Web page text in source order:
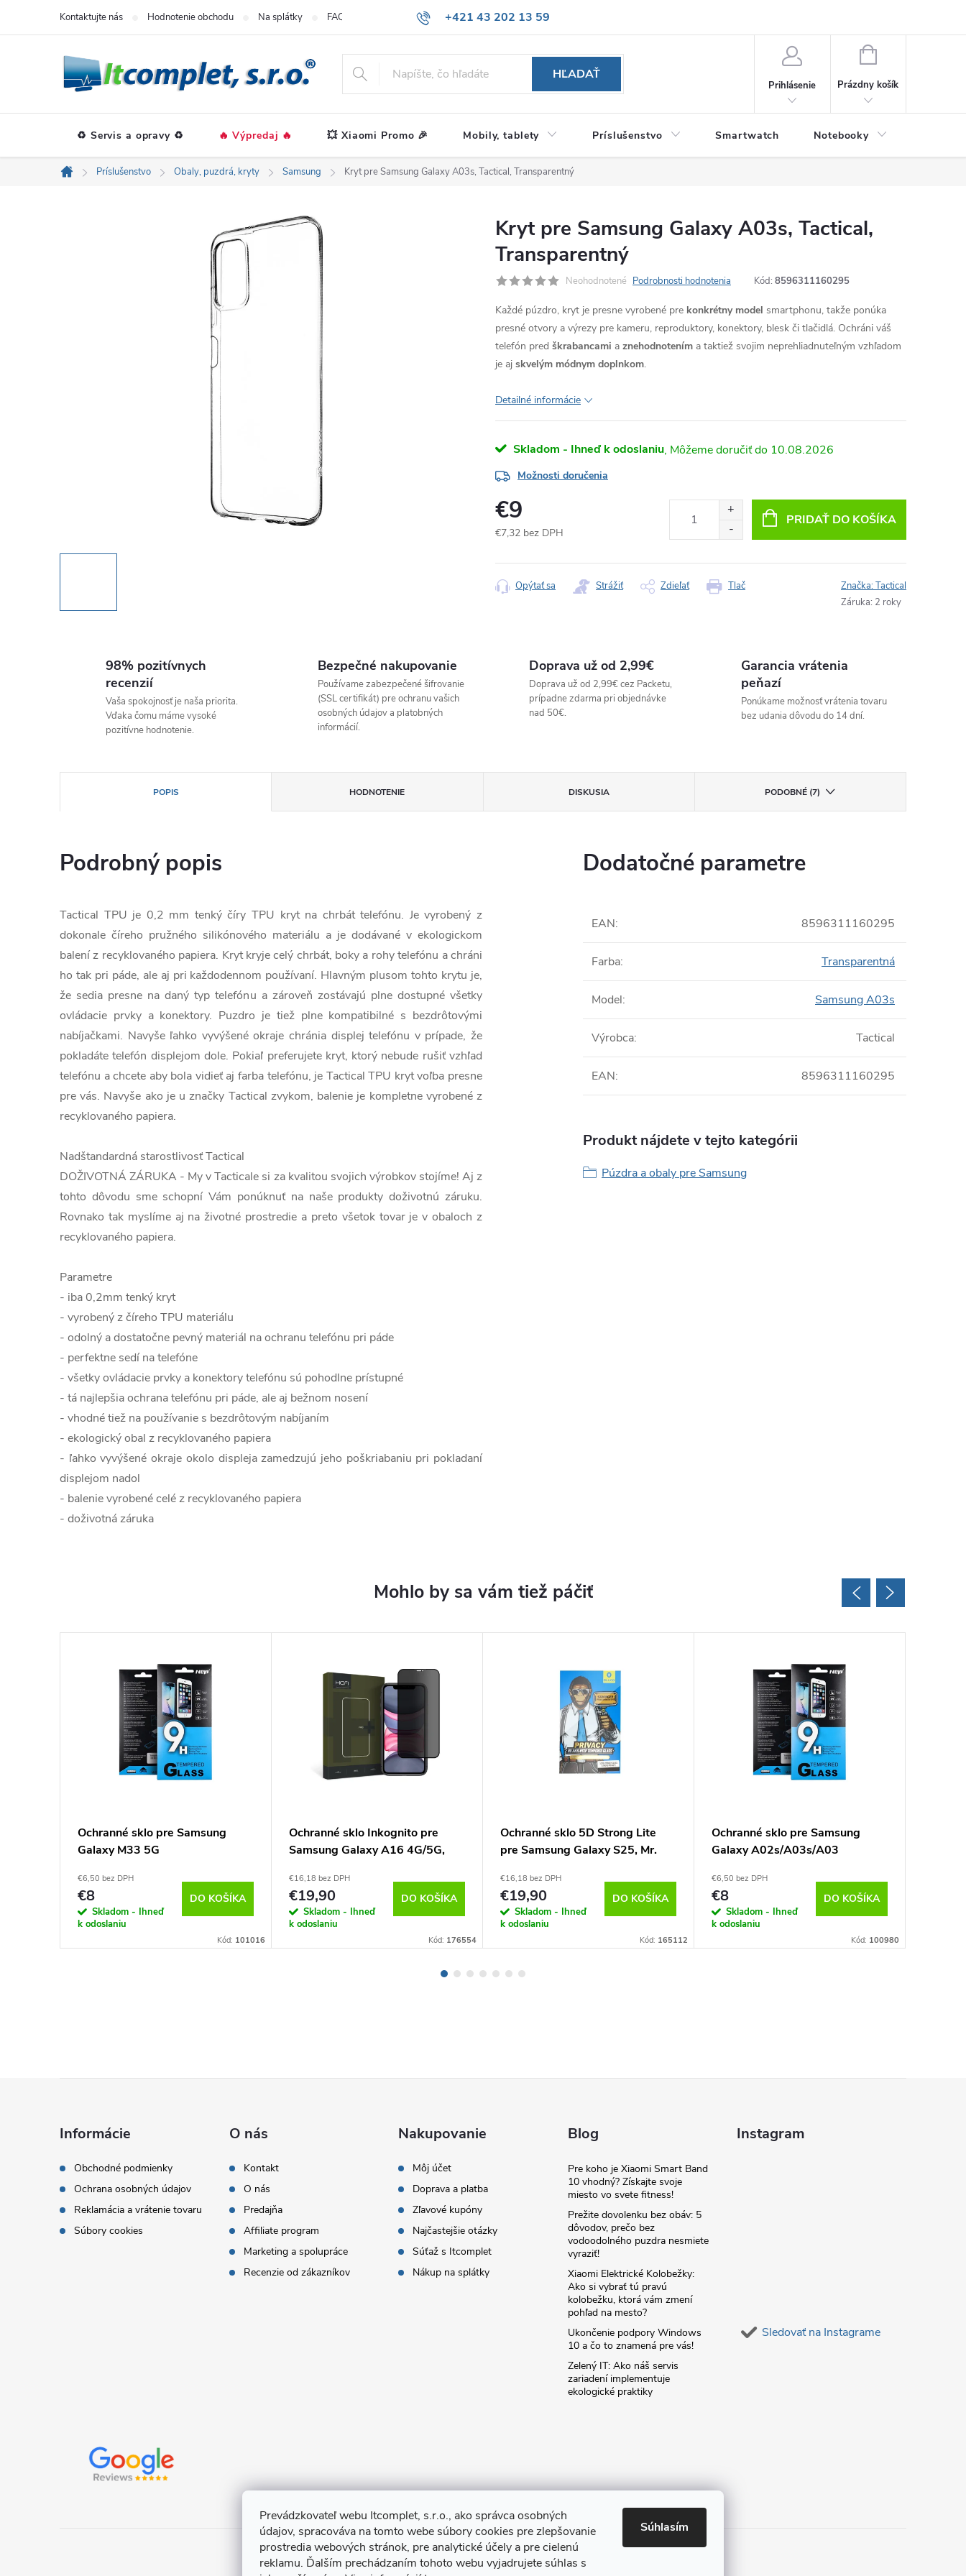
Prevádzkovateľ webu Itcomplet, s.r.o., ako správca osobných
údajov, spracováva na tomto webe súbory cookies pre zlepšovanie
prostredia webových stránok, pre analytické účely a pre cielenú
reklamu. Ďalším prechádzaním tohoto webu vyjadrujete súhlas s
Súhlasím
+421 43 202 13 59
Kontaktujte nás Hodnotenie obchodu Na splátky FAQ
HĽADAŤ
Prihlásenie
NÁKUPNÝ
Prázdny košík
♻️ Servis a opravy ♻️ 🔥 Výpredaj 🔥 💥 Xiaomi Promo 🎉 Mobily, tablety Príslušenstvo Smartwatch Notebooky
Domov
Príslušenstvo Obaly, puzdrá, kryty Samsung Kryt pre Samsung Galaxy A03s, Tactical, Transparentný
Kryt pre Samsung Galaxy A03s, Tactical,
Transparentný
Neohodnotené Podrobnosti hodnotenia Kód: 8596311160295
Každé púzdro, kryt je presne vyrobené pre konkrétny model smartphonu, takže ponúka
presné otvory a výrezy pre kameru, reproduktory, konektory, blesk či tlačidlá. Ochráni váš
telefón pred škrabancami a znehodnotením a taktiež svojim neprehliadnuteľným vzhľadom
je aj skvelým módnym doplnkom.
Detailné informácie
Skladom - Ihneď k odoslaniu 10.08.2026
Možnosti doručenia
€9
€7,32 bez DPH
cena:
PRIDAŤ DO KOŠÍKA
Tlač
Opýtať sa Strážiť Zdieľať Značka:Tactical
Záruka: 2 roky
98% pozitívnych
recenzií
Vaša spokojnosť je naša priorita.
Vďaka čomu máme vysoké
pozitívne hodnotenie.
Bezpečné nakupovanie
Používame zabezpečené šifrovanie
(SSL certifikát) pre ochranu vašich
osobných údajov a platobných
informácií.
Doprava už od 2,99€
Doprava už od 2,99€ cez Packetu,
prípadne zdarma pri objednávke
nad 50€.
Garancia vrátenia
peňazí
Ponúkame možnosť vrátenia tovaru
bez udania dôvodu do 14 dní.
POPIS HODNOTENIE DISKUSIA PODOBNÉ (7)
Podrobný popis
Tactical TPU je 0,2 mm tenký číry TPU kryt na chrbát telefónu. Je vyrobený z
dokonale číreho pružného silikónového materiálu a je dodávané v ekologickom
balení z recyklovaného papiera. Kryt kryje celý chrbát, boky a rohy telefónu a chráni
ho tak pri páde, ale aj pri každodennom používaní. Hlavným plusom tohto krytu je,
že sedia presne na daný typ telefónu a zároveň zostávajú plne dostupné všetky
ovládacie prvky a konektory. Puzdro je tiež plne kompatibilné s bezdrôtovými
nabíjačkami. Navyše ľahko vyvýšené okraje chránia displej telefónu v prípade, že
pokladáte telefón displejom dole. Pokiaľ preferujete kryt, ktorý nebude rušiť vzhľad
telefónu a chcete aby bola vidieť aj farba telefónu, je Tactical TPU kryt voľba presne
pre vás. Navyše ako je u značky Tactical zvykom, balenie je kompletne vyrobené z
recyklovaného papiera.
Nadštandardná starostlivosť Tactical
DOŽIVOTNÁ ZÁRUKA - My v Tacticale si za kvalitou svojich výrobkov stojíme! Aj z
tohto dôvodu sme schopní Vám ponúknuť na naše produkty doživotnú záruku.
Rovnako tak myslíme aj na životné prostredie a preto všetok tovar je v obaloch z
recyklovaného papiera.
Parametre
- iba 0,2mm tenký kryt
- vyrobený z číreho TPU materiálu
- odolný a dostatočne pevný materiál na ochranu telefónu pri páde
- perfektne sedí na telefóne
- všetky ovládacie prvky a konektory telefónu sú pohodlne prístupné
- tá najlepšia ochrana telefónu pri páde, ale aj bežnom nosení
- vhodné tiež na používanie s bezdrôtovým nabíjaním
- ekologický obal z recyklovaného papiera
- ľahko vyvýšené okraje okolo displeja zamedzujú jeho poškriabaniu pri pokladaní
displejom nadol
- balenie vyrobené celé z recyklovaného papiera
- doživotná záruka
Dodatočné parametre
EAN: 8596311160295
Farba: Transparentná
Model: Samsung A03s
Výrobca: Tactical
EAN: 8596311160295
Produkt nájdete v tejto kategórii
Púzdra a obaly pre Samsung
Ochranné sklo pre Samsung
Galaxy M33 5G
€6,50 bez DPH
€8
Skladom - Ihneď
k odoslaniu
DO KOŠÍKA
Kód: 101016
Ochranné sklo Inkognito pre
Samsung Galaxy A16 4G/5G,
€16,18 bez DPH
€19,90
Skladom - Ihneď
k odoslaniu
DO KOŠÍKA
Kód: 176554
Ochranné sklo 5D Strong Lite
pre Samsung Galaxy S25, Mr.
€16,18 bez DPH
€19,90
Skladom - Ihneď
k odoslaniu
DO KOŠÍKA
Kód: 165112
Ochranné sklo pre Samsung
Galaxy A02s/A03s/A03
€6,50 bez DPH
€8
Skladom - Ihneď
k odoslaniu
DO KOŠÍKA
Kód: 100980
Informácie
Obchodné podmienky
Ochrana osobných údajov
Reklamácia a vrátenie tovaru
Súbory cookies
O nás
Kontakt
O nás
Predajňa
Affiliate program
Marketing a spolupráce
Recenzie od zákazníkov
Nakupovanie
Môj účet
Doprava a platba
Zľavové kupóny
Najčastejšie otázky
Súťaž s Itcomplet
Nákup na splátky
Blog
Pre koho je Xiaomi Smart Band
10 vhodný? Získajte svoje
miesto vo svete fitness!
Prežite dovolenku bez obáv: 5
dôvodov, prečo bez
vodoodolného puzdra nesmiete
vyraziť!
Xiaomi Elektrické Kolobežky:
Ako si vybrať tú pravú
kolobežku, ktorá vám zmení
pohľad na mesto?
Ukončenie podpory Windows
10 a čo to znamená pre vás!
Zelený IT: Ako náš servis
zariadení implementuje
ekologické praktiky
Instagram
Sledovať na Instagrame